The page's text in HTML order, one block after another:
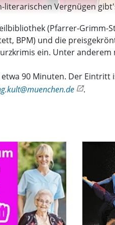
literarischen Vergnügen
(Pfarrer-Grimm-
BPM) und die
ein. Unter
90 Minuten. Der
.